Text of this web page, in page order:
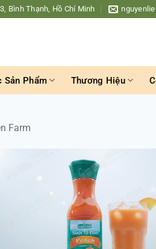
Bình Thạnh, Hồ Chí Minh
Sản Phẩm Thương Hiệu
Farm